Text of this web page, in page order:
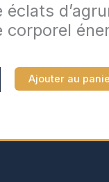
éclats
corporel
Ajouter au